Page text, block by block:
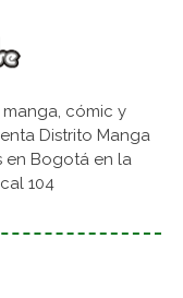
cómic y
Distrito Manga
en Bogotá en la
104